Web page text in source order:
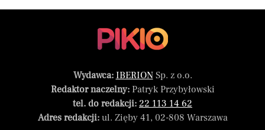
Wydawca: IBERIONSp. z o.o.
Redaktor naczelny:Patryk Przybyłowski
tel. do redakcji: 22 113 14 62
Adres redakcji:ul. Zięby 41, 02-808 Warszawa